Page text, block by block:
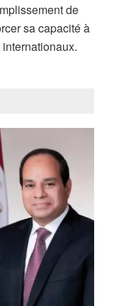
de
sa capacité à